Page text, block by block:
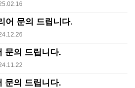
어 문의 드립니다.
문의 드립니다.
문의 드립니다.